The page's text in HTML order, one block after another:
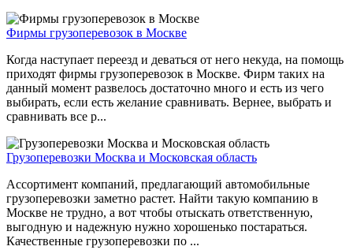
Фирмы грузоперевозок в Москве
Когда наступает переезд и деваться от него некуда, на помощь
приходят фирмы грузоперевозок в Москве. Фирм таких на
данный момент развелось достаточно много и есть из чего
выбирать, если есть желание сравнивать. Вернее, выбрать и
сравнивать все р...
Грузоперевозки Москва и Московская область
Ассортимент компаний, предлагающий автомобильные
грузоперевозки заметно растет. Найти такую компанию в
Москве не трудно, а вот чтобы отыскать ответственную,
выгодную и надежную нужно хорошенько постараться.
Качественные грузоперевозки по ...